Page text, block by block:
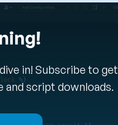
in! Subscribe to get
and script downloads.